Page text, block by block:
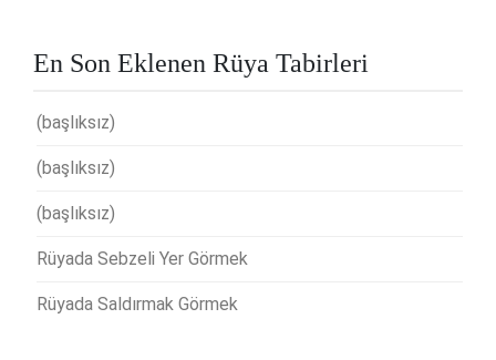
En Son Eklenen Rüya Tabirleri
(başlıksız)
(başlıksız)
(başlıksız)
Rüyada Sebzeli Yer Görmek
Rüyada Saldırmak Görmek